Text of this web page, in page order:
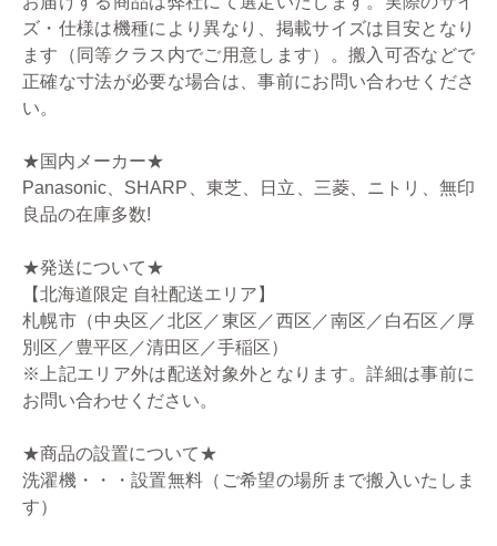
ズ・仕様は機種により異なり、掲載サイズは目安となり
ます（同等クラス内でご用意します）。搬入可否などで
正確な寸法が必要な場合は、事前にお問い合わせくださ
い。
★国内メーカー★
Panasonic、SHARP、東芝、日立、三菱、ニトリ、無印
良品の在庫多数!
★発送について★
【北海道限定 自社配送エリア】
札幌市（中央区／北区／東区／西区／南区／白石区／厚
別区／豊平区／清田区／手稲区）
※上記エリア外は配送対象外となります。詳細は事前に
お問い合わせください。
★商品の設置について★
洗濯機・・・設置無料（ご希望の場所まで搬入いたしま
す）